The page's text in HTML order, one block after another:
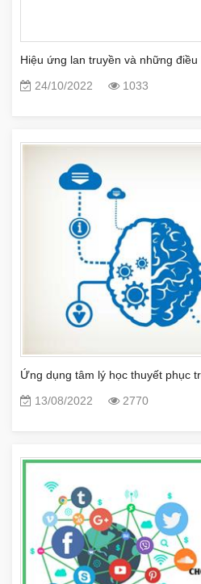
Hiệu ứng lan truyền và những
24/10/2022
1033
Ứng dụng tâm lý học thuyết phục
13/08/2022
2770